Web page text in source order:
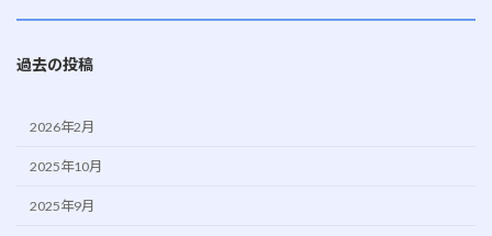
過去の投稿
2026年2月
2025年10月
2025年9月